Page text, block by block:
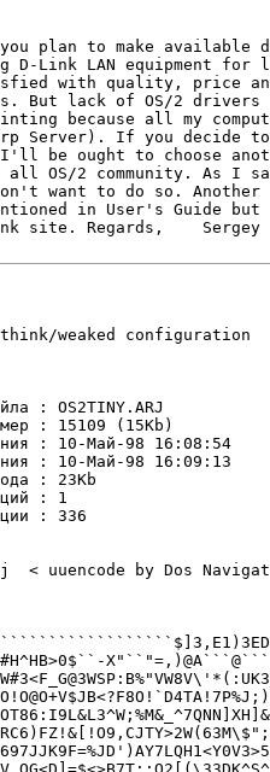
plan to make available
Link LAN equipment for
with quality, price
But lack of OS/2 drivers
because all my
Server). If you decide
be ought to choose
OS/2 community. As I
want to do so.
in User's Guide but
site. Regards,    Sergey